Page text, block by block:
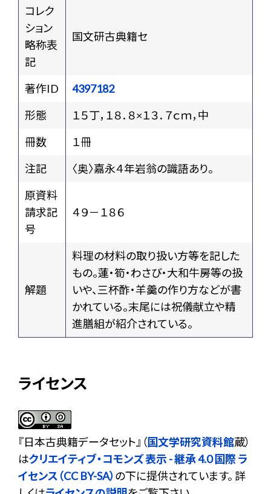
コレク
ション
略称表
記
国文研古典籍セ
著作ID
4397182
形態
１５丁，１８．８×１３．７ｃｍ，中
冊数
１冊
注記
〈奥〉嘉永４年岩翁の識語あり。
原資料
請求記
号
４９－１８６
解題
料理の材料の取り扱い方等を記した
もの。蓮・筍・わさび・大和牛房等の扱
いや、三杯酢・羊羹の作り方などが書
かれている。末尾には祝儀献立や精
進膳組が紹介されている。
ライセンス
『日本古典籍データセット 』（国文学研究資料館蔵）
はクリエイティブ・コモンズ 表示 - 継承 4.0 国際 ラ
イセンス（CC BY-SA） の下に提供されています。 詳